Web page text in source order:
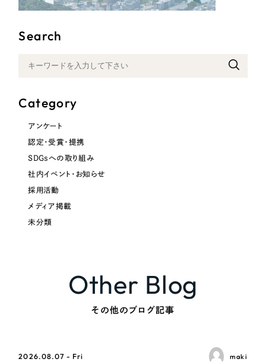
Search
Category
アンケート
認定・受賞・提携
SDGsへの取り組み
社内イベント・お知らせ
採用活動
メディア掲載
未分類
Other Blog
その他のブログ記事
2026.08.07 - Fri maki